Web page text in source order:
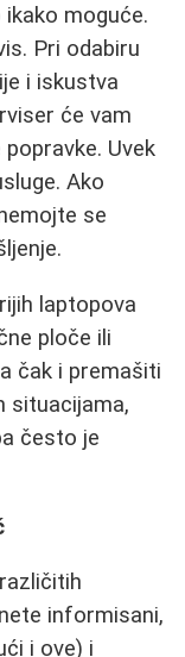
moguće.
Pri odabiru
i iskustva
će vam
Uvek
Ako
se
laptopova
ploče ili
čak i premašiti
situacijama,
često je
informisani,
i ove) i